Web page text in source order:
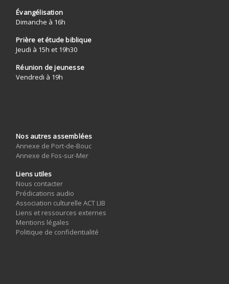
Évangélisation
Dimanche à 16h
Prière et étude biblique
Jeudi à 15h et 19h30
Réunion de jeunesse
Vendredi à 19h
Nos autres assemblées
Annexe de Port-de-Bouc
Annexe de Fos-sur-Mer
Liens utiles
Nous contacter
Prédications audio
Association culturelle ACT LIB
Liens et ressources externes
Mentions légales
Politique de confidentialité